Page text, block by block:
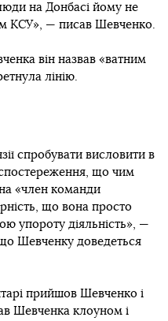
на Донбасі йому не
КСУ», — писав Шевченко.
він назвав «ватним
лінію.
спробувати висловити в
що чим
«член команди
що вона просто
упороту діяльність», —
Шевченку доведеться
прийшов Шевченко і
Шевченка клоуном і